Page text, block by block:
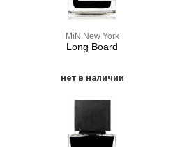
MiN New York
Long Board
нет в наличии